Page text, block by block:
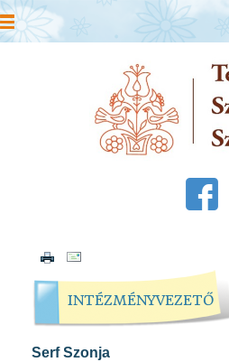
INTÉZMÉNYVEZETŐ
Serf Szonja